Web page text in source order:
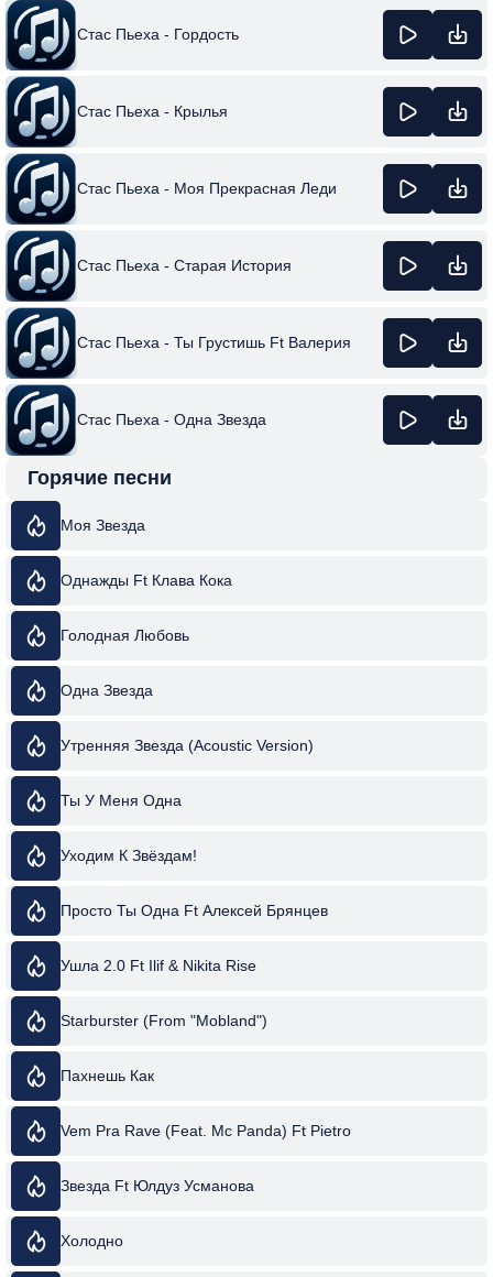
Стас Пьеха - Гордость
Стас Пьеха - Крылья
Стас Пьеха - Моя Прекрасная Леди
Стас Пьеха - Старая История
Стас Пьеха - Ты Грустишь Ft Валерия
Стас Пьеха - Одна Звезда
Горячие песни
Моя Звезда
Однажды Ft Клава Кока
Голодная Любовь
Одна Звезда
Утренняя Звезда (Acoustic Version)
Ты У Меня Одна
Уходим К Звёздам!
Просто Ты Одна Ft Алексей Брянцев
Ушла 2.0 Ft Ilif & Nikita Rise
Starburster (From "Mobland")
Пахнешь Как
Vem Pra Rave (Feat. Mc Panda) Ft Pietro
Звезда Ft Юлдуз Усманова
Холодно